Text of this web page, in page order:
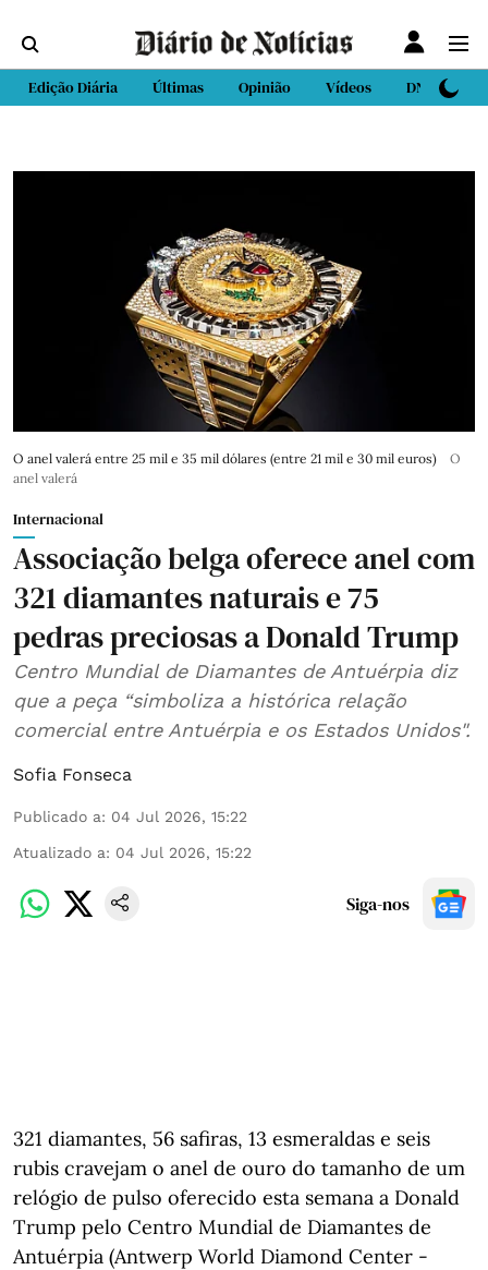
Edição Diária Últimas Opinião Vídeos DN Sport
O anel valerá entre 25 mil e 35 mil dólares (entre 21 mil e 30 mil euros)
O
anel valerá
Internacional
Associação belga oferece anel com
321 diamantes naturais e 75
pedras preciosas a Donald Trump
Centro Mundial de Diamantes de Antuérpia diz
que a peça “simboliza a histórica relação
comercial entre Antuérpia e os Estados Unidos".
Sofia Fonseca
Publicado a: 04 Jul 2026, 15:22
Atualizado a: 04 Jul 2026, 15:22
Siga-nos
321 diamantes, 56 safiras, 13 esmeraldas e seis
rubis cravejam o anel de ouro do tamanho de um
relógio de pulso oferecido esta semana a Donald
Trump pelo Centro Mundial de Diamantes de
Antuérpia (Antwerp World Diamond Center -